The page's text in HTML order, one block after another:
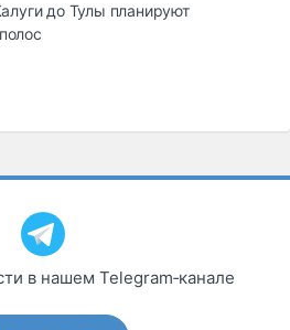
до Тулы планируют
в нашем Telegram‑канале